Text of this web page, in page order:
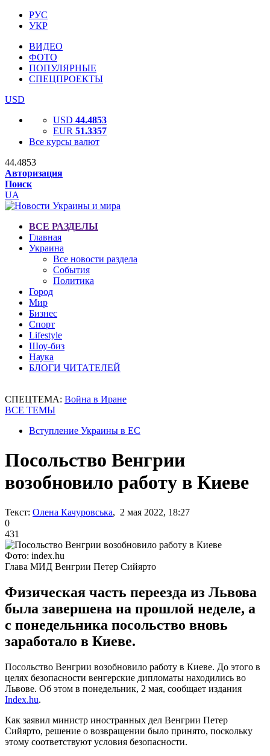
РУС
УКР
ВИДЕО
ФОТО
ПОПУЛЯРНЫЕ
СПЕЦПРОЕКТЫ
USD
USD 44.4853
EUR 51.3357
Все курсы валют
44.4853
Авторизация
Поиск
UA
ВСЕ РАЗДЕЛЫ
Главная
Украина
Все новости раздела
События
Политика
Город
Мир
Бизнес
Спорт
Lifestyle
Шоу-биз
Наука
БЛОГИ ЧИТАТЕЛЕЙ
СПЕЦТЕМА: Война в Иране
ВСЕ ТЕМЫ
Вступление Украины в ЕС
Посольство Венгрии
возобновило работу в Киеве
Текст: Олена Качуровська, 2 мая 2022, 18:27
0
431
Фото: index.hu
Глава МИД Венгрии Петер Сийярто
Физическая часть переезда из Львова
была завершена на прошлой неделе, а
с понедельника посольство вновь
заработало в Киеве.
Посольство Венгрии возобновило работу в Киеве. До этого в
целях безопасности венгерские дипломаты находились во
Львове. Об этом в понедельник, 2 мая, сообщает издания
Index.hu.
Как заявил министр иностранных дел Венгрии Петер
Сийярто, решение о возвращении было принято, поскольку
этому соответствуют условия безопасности.